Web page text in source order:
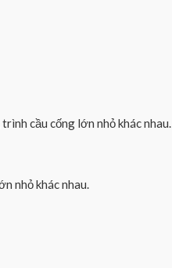
cầu cống lớn nhỏ khác nhau.
nhỏ khác nhau.